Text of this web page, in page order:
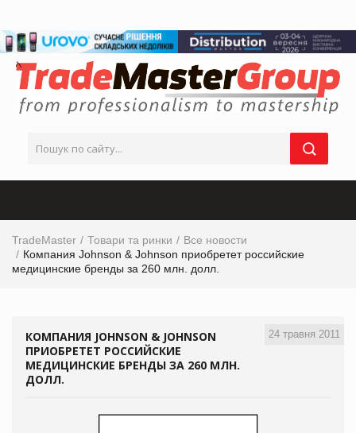
TradeMaster Товари та ринки
Все новости
Компания Johnson & Johnson приобретет российские
медицинские бренды за 260 млн. долл.
24 травня 2011
КОМПАНИЯ JOHNSON & JOHNSON
ПРИОБРЕТЕТ РОССИЙСКИЕ
МЕДИЦИНСКИЕ БРЕНДЫ ЗА 260 МЛН.
ДОЛЛ.